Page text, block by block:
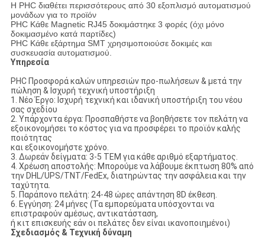
Η PHC διαθέτει περισσότερους από 30 εξοπλισμό αυτοματισμού
μονάδων για το προϊόν
PHC Κάθε Magnetic RJ45 δοκιμάστηκε 3 φορές (όχι μόνο
δοκιμασμένο κατά παρτίδες)
PHC Κάθε εξάρτημα SMT χρησιμοποιούσε δοκιμές και
συσκευασία αυτοματισμού.
Υπηρεσία
PHC Προσφορά καλών υπηρεσιών προ-πωλήσεων & μετά την
πώληση & Ισχυρή τεχνική υποστήριξη
1. Νέο Έργο: Ισχυρή τεχνική και ιδανική υποστήριξη του νέου
σας σχεδίου
2. Υπάρχοντα έργα: Προσπαθήστε να βοηθήσετε τον πελάτη να
εξοικονομήσει το κόστος για να προσφέρει το προϊόν καλής
ποιότητας
και εξοικονομήστε χρόνο.
3. Δωρεάν δείγματα: 3-5 ΤΕΜ για κάθε αριθμό εξαρτήματος.
4. Χρέωση αποστολής: Μπορούμε να λάβουμε έκπτωση 80% από
την DHL/UPS/TNT/FedEx, διατηρώντας την ασφάλεια και την
ταχύτητα.
5. Παράπονο πελάτη: 24-48 ώρες απάντηση 8D έκθεση.
6. Εγγύηση: 24 μήνες (Τα εμπορεύματα υπόσχονται να
επιστραφούν αμέσως, αντικατάσταση,
ή κιτ επισκευής εάν οι πελάτες δεν είναι ικανοποιημένοι)
Σχεδιασμός & Τεχνική δύναμη